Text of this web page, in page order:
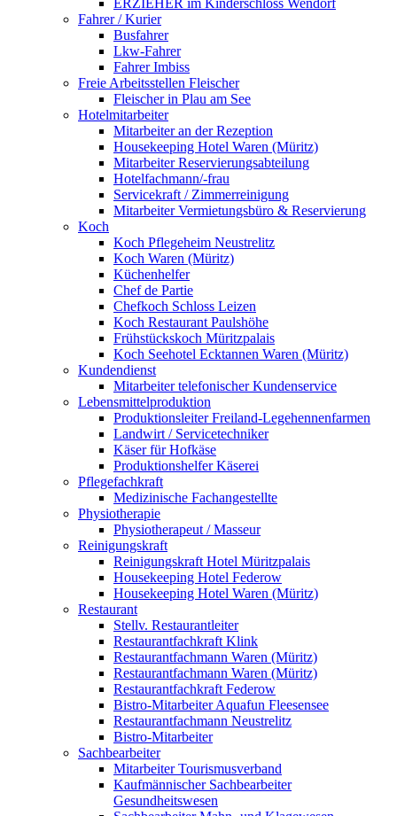
Fahrer / Kurier
Busfahrer
Lkw-Fahrer
Fahrer Imbiss
Freie Arbeitsstellen Fleischer
Fleischer in Plau am See
Hotelmitarbeiter
Mitarbeiter an der Rezeption
Housekeeping Hotel Waren (Müritz)
Mitarbeiter Reservierungsabteilung
Hotelfachmann/-frau
Servicekraft / Zimmerreinigung
Mitarbeiter Vermietungsbüro & Reservierung
Koch
Koch Pflegeheim Neustrelitz
Koch Waren (Müritz)
Küchenhelfer
Chef de Partie
Chefkoch Schloss Leizen
Koch Restaurant Paulshöhe
Frühstückskoch Müritzpalais
Koch Seehotel Ecktannen Waren (Müritz)
Kundendienst
Mitarbeiter telefonischer Kundenservice
Lebensmittelproduktion
Produktionsleiter Freiland-Legehennenfarmen
Landwirt / Servicetechniker
Käser für Hofkäse
Produktionshelfer Käserei
Pflegefachkraft
Medizinische Fachangestellte
Physiotherapie
Physiotherapeut / Masseur
Reinigungskraft
Reinigungskraft Hotel Müritzpalais
Housekeeping Hotel Federow
Housekeeping Hotel Waren (Müritz)
Restaurant
Stellv. Restaurantleiter
Restaurantfachkraft Klink
Restaurantfachmann Waren (Müritz)
Restaurantfachmann Waren (Müritz)
Restaurantfachkraft Federow
Bistro-Mitarbeiter Aquafun Fleesensee
Restaurantfachmann Neustrelitz
Bistro-Mitarbeiter
Sachbearbeiter
Mitarbeiter Tourismusverband
Kaufmännischer Sachbearbeiter
Gesundheitswesen